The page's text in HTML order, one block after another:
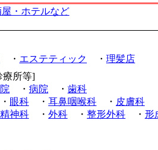
屋・ホテルなど
・ エステティック ・ 理髪店
療所等]
・ 病院 ・ 歯科
眼科 ・ 耳鼻咽喉科 ・ 皮膚科
神科 ・ 外科 ・ 整形外科 ・ 形